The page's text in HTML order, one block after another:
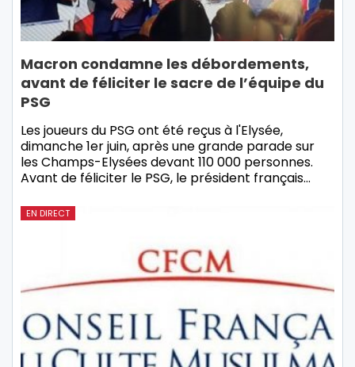
Macron condamne les débordements,
avant de féliciter le sacre de l’équipe du
PSG
Les joueurs du PSG ont été reçus à l'Elysée,
dimanche 1er juin, après une grande parade sur
les Champs-Elysées devant 110 000 personnes.
Avant de féliciter le PSG, le président français…
EN DIRECT